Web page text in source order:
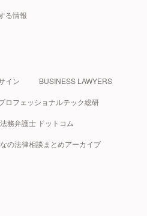
る情報
イン BUSINESS LAWYERS
ロフェッショナルテック総研
務弁護士 ドットコム
の法律相談まとめアーカイブ